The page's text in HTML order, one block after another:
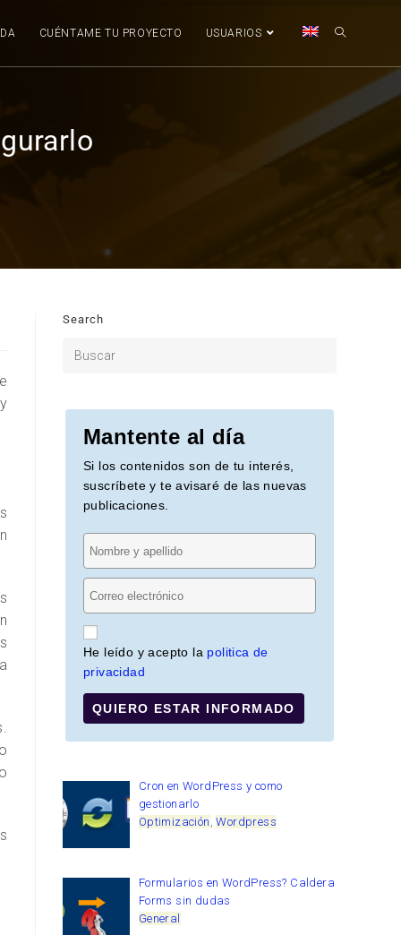
CUÉNTAME TU PROYECTO USUARIOS
Search
Mantente al día
Si los contenidos son de tu interés,
suscríbete y te avisaré de las nuevas
publicaciones.
He leído y acepto la politica de
privacidad
QUIERO ESTAR INFORMADO
Cron en WordPress y como
gestionarlo
Optimización ,Wordpress
Formularios en WordPress? Caldera
Forms sin dudas
General